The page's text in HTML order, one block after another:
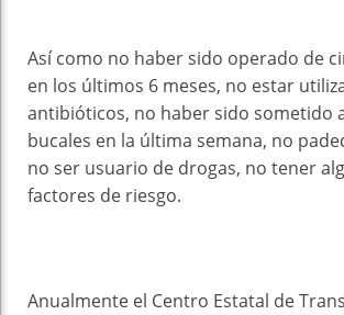
Así como no haber sido operado de
en los últimos 6 meses, no estar
antibióticos, no haber sido sometido
bucales en la última semana, no
no ser usuario de drogas, no tener
factores de riesgo.
Anualmente el Centro Estatal de